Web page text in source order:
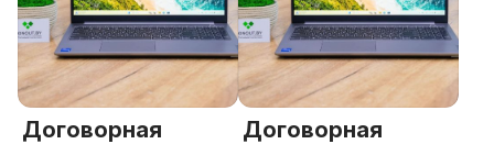
Договорная Договорная